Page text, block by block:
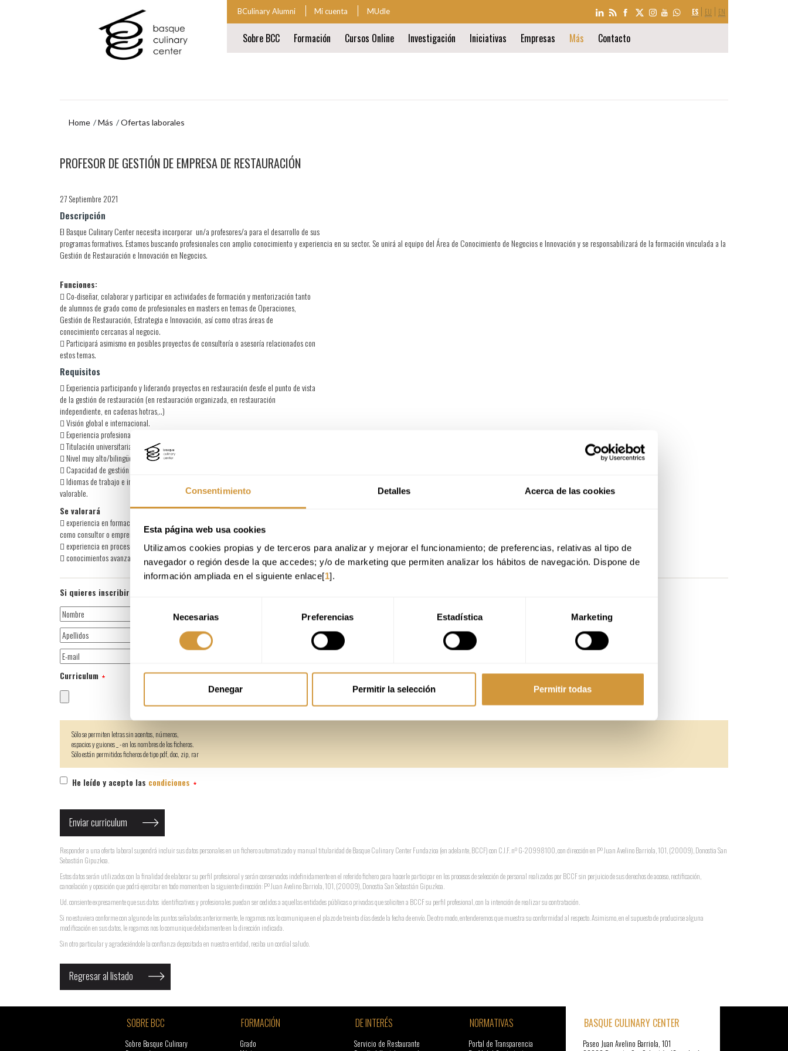
Consentimiento Detalles Acerca de las cookies
Esta página web usa cookies
Utilizamos cookies propias y de terceros para analizar y mejorar el funcionamiento; de preferencias, relativas al tipo de
navegador o región desde la que accedes; y/o de marketing que permiten analizar los hábitos de navegación. Dispone de
información ampliada en el siguiente enlace[1].
consentimiento
Necesarias Preferencias Estadística Marketing
Denegar Permitir la selección Permitir todas
SELECCIÓN
DE
ES EU EN
BCulinary Alumni Mi cuenta MUdle
navegación
Sobre BCC Formación Cursos Online Investigación Iniciativas Empresas Más
Contacto
navegación
Home Más Ofertas laborales
navegación
PROFESOR DE GESTIÓN DE EMPRESA DE RESTAURACIÓN
27 Septiembre 2021
Descripción
El Basque Culinary Center necesita incorporar un/a profesores/a para el desarrollo de sus
programas formativos. Estamos buscando profesionales con amplio conocimiento y experiencia en su sector. Se unirá al equipo del Área de Conocimiento de Negocios e Innovación y se responsabilizará de la formación vinculada a la
Gestión de Restauración e Innovación en Negocios.
Funciones:
 Co-diseñar, colaborar y participar en actividades de formación y mentorización tanto
de alumnos de grado como de profesionales en masters en temas de Operaciones,
Gestión de Restauración, Estrategia e Innovación, así como otras áreas de
conocimiento cercanas al negocio.
 Participará asimismo en posibles proyectos de consultoría o asesoría relacionados con
estos temas.
Requisitos
 Experiencia participando y liderando proyectos en restauración desde el punto de vista
de la gestión de restauración (en restauración organizada, en restauración
independiente, en cadenas hotras,..)
 Visión global e internacional.
 Experiencia profesional de al menos 10 años
 Titulación universitaria, deseable Master o MBA y/o doctorado.
 Nivel muy alto/bilingüe de inglés
 Capacidad de gestión de equipos.
 Idiomas de trabajo e impartición de clases/talleres: castellano e inglés. Euskera
valorable.
Se valorará
 experiencia en formación y/o coordinación de cursos, creación de nuevos negocios y/o
como consultor o emprendedor.
 experiencia en procesos de digitalización y sostenibilidad
 conocimientos avanzados en software de gestión de restauración u hotelera
Si quieres inscribirte en la oferta de trabajo, adjunta tu CV (PDF o Word) en el que se incluyan tus datos de contacto para que podamos localizarte.
Curriculum
Sólo se permiten letras sin acentos, números,
espacios y guiones _ - en los nombres de los ficheros.
Sólo están permitidos ficheros de tipo pdf, doc, zip, rar
He leído y acepto las condiciones
Responder a una oferta laboral supondrá incluir sus datos personales en un fichero automatizado y manual titularidad de Basque Culinary Center Fundazioa (en adelante, BCCF) con C.I.F. nº G-20998100, con dirección en Pº Juan Avelino Barriola, 101, (20009), Donostia San
Sebastián Gipuzkoa.
Estos datos serán utilizados con la finalidad de elaborar su perfil profesional y serán conservados indefinidamente en el referido fichero para hacerle participar en los procesos de selección de personal realizados por BCCF sin perjuicio de sus derechos de acceso, rectificación,
cancelación y oposición que podrá ejercitar en todo momento en la siguiente dirección: Pº Juan Avelino Barriola, 101, (20009), Donostia San Sebastián Gipuzkoa.
Ud. consiente expresamente que sus datos identificativos y profesionales puedan ser cedidos a aquellas entidades públicas o privadas que soliciten a BCCF su perfil profesional, con la intención de realizar su contratación.
Si no estuviera conforme con alguno de los puntos señalados anteriormente, le rogamos nos lo comunique en el plazo de treinta días desde la fecha de envío. De otro modo, entenderemos que muestra su conformidad al respecto. Asimismo, en el supuesto de producirse alguna
modificación en sus datos, le rogamos nos lo comunique debidamente en la dirección indicada.
Sin otro particular y agradeciéndole la confianza depositada en nuestra entidad, reciba un cordial saludo.
Regresar al listado
SOBRE BCC
Sobre Basque Culinary
FORMACIÓN
Grado
DE INTERÉS
Servicio de Restaurante
NORMATIVAS
Portal de Transparencia
BASQUE CULINARY CENTER
Paseo Juan Avelino Barriola, 101